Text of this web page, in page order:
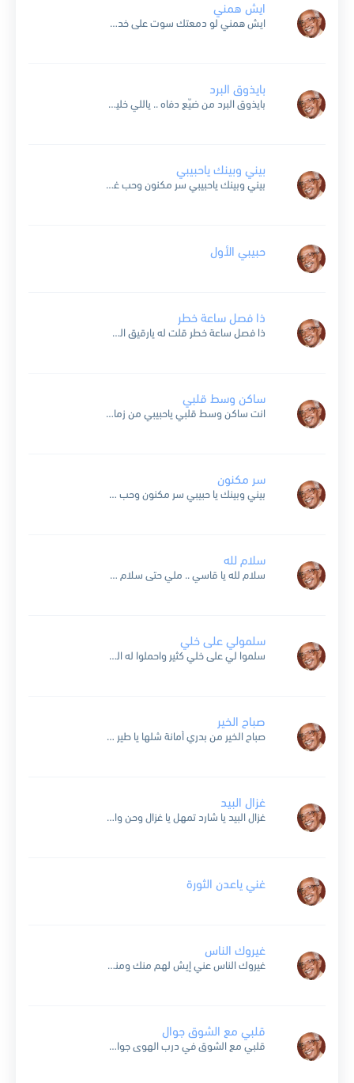
ايش همني
ايش همني لو دمعتك سوت على خدك علامة ذي غلطتك أما أنا لا شي ترد عندي ملامة ذوق العذاب وأسهر وذوق طعم المرارة خلي العذاب يكويك وذوب وأحرق بناره أما...
بايذوق البرد
بايذوق البرد من ضيّع دفاه .. ياللي خليتوا الاسد يخرج يثور غركم بالمال زيدكم اجور ويلكم من ذا الاسد لما يثور لو تغضب بايسويكم عشاه .. دان وادانه .. وادانه لدان بايذوق البرد من ضيّع...
بيني وبينك ياحبيبي
بيني وبينك ياحبيبي سر مكنون وحب غالي بالدماء واللحم معجون ياساجي اللأعيان والطرف ناعس .. في غيبتك شأعيش مع الهواجس الله يعلم كيف شاكون .. وخلي السر مكنون كتبت لك...
حبيبي الأول
ذا فصل ساعة خطر
ذا فصل ساعة خطر قلت له يارقيق الطبع كلمه ولو جبر خاطر راقب الله شفنا في خطر قال صبرك على حمل المشقه والاخطار من بلي بالهوى يصبر على الحلو والقار...
ساكن وسط قلبي
انت ساكن وسط قلبي ياحبيبي من زمان بعتني ضيعت حبي بعت عطفي والحنان وحبنا مسرع نسيته وأنت أول من هويته هكذا تنسى اللي كان يا حبيبي من زمان قلت لي...
سر مكنون
بيني وبينك يا حبيبي سر مكنون وحب غالي بالدماء واللحم معجون يا ساجي الأعيان والطرف ناعس في غيبتك أعيش مع الهواجس ريتك تعود يا حالي النون وخلي السر مكنون كتبت...
سلام لله
سلام لله يا قاسي .. ملي حتى سلام حرام الهجر يا ناسي .. وذي الكبره حرام و ليش تتكبر وأنا سلمت لك قلبي وتتنكر وأنا أوهبت لك حبي وعادك تمشي من جنبي...
سلمولي على خلي
سلموا لي على خلي كثير واحملوا له الشوق من قلبي الكبير وان سأل عن حالتي بالله أوصفو له لوعتي وان ما يصدق احلفوا له أن قلبي سناه يشتي يطير سلموا...
صباح الخير
صباح الخير من بدري أمانة شلها يا طير وصحي اللي نوى هجري وقل له يا صباح الخير ومن همي وآهاتي تبلغ له تحياتي وأشواقي اليه ياطير وقل له يا صباح...
غزال البيد
غزال البيد يا شارد تمهل يا غزال وحن واعطف واقصر من عنادك والدلال وجي بالله سامرني وأنا شاسامرك وطيب خاطري ربي يطيب خاطرك ومن عين العدا يحميك ربي يا غزال...
غني ياعدن الثورة
غيروك الناس
غيروك الناس عني إيش لهم منك ومني ليش بالله غيروك ليش يشتوا يبعدوك ليش غيروك سمموا فكرك وجابوا لك كلام أثَّرك خلاَّك طولت الخصام بس لو تدري الحقيقة ماتفارقني دقيقة...
قلبي مع الشوق جوال
قلبي مع الشوق في درب الهوى جوال وأنا مع الشوق ، في درب الهوى جوال بأمشي لآخر مدى ، عمري وأنا جوال ماهمني الشوك يدميني ولا النار جوال ، بأكمل...